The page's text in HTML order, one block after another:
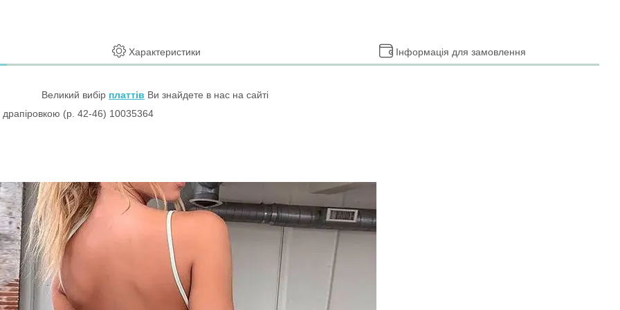
Характеристики Інформація для замовлення
Великий вибір платтів Ви знайдете в нас на сайті
драпіровкою (р. 42-46) 10035364